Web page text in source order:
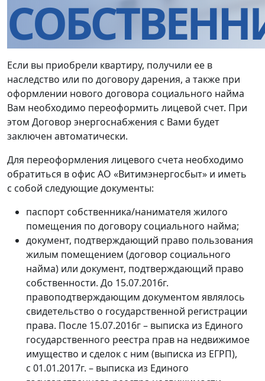
Если вы приобрели квартиру, получили ее в
наследство или по договору дарения, а также при
оформлении нового договора социального найма
Вам необходимо переоформить лицевой счет. При
этом Договор энергоснабжения с Вами будет
заключен автоматически.
Для переоформления лицевого счета необходимо
обратиться в офис АО «Витимэнергосбыт» и иметь
с собой следующие документы:
паспорт собственника/нанимателя жилого
помещения по договору социального найма;
документ, подтверждающий право пользования
жилым помещением (договор социального
найма) или документ, подтверждающий право
собственности. До 15.07.2016г.
правоподтверждающим документом являлось
свидетельство о государственной регистрации
права. После 15.07.2016г – выписка из Единого
государственного реестра прав на недвижимое
имущество и сделок с ним (выписка из ЕГРП),
с 01.01.2017г. – выписка из Единого